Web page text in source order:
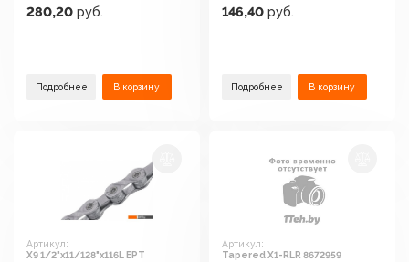
280,20 руб.
Подробнее В корзину
146,40 руб.
Подробнее В корзину
Артикул:
X9 1/2"x11/128"x116L EPT
Артикул:
Tapered X1-RLR 8672959